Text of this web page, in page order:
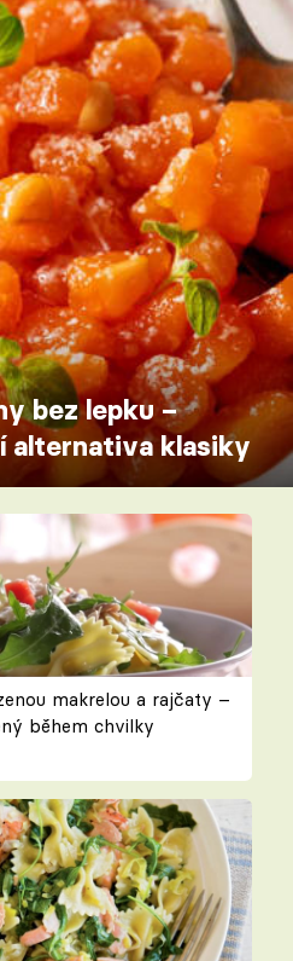
bez lepku –
alternativa klasiky
makrelou a rajčaty –
během chvilky